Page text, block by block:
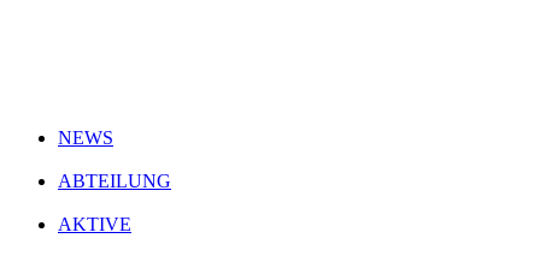
NEWS
ABTEILUNG
AKTIVE